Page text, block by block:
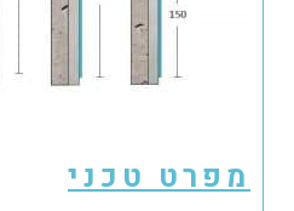
מפרט טכני